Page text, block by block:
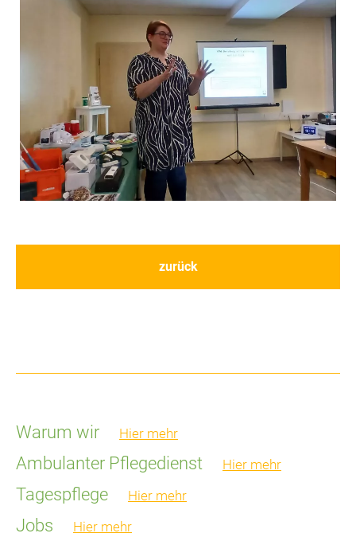
zurück
Warum wir Hier mehr
Ambulanter Pflegedienst Hier mehr
Tagespflege Hier mehr
Jobs Hier mehr